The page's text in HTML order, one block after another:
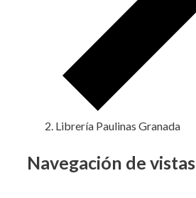
Librería Paulinas Granada
Eventos
Navegación de vistas